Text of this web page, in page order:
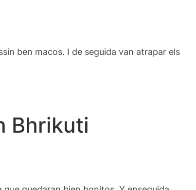
ben macos. I de seguida van atrapar els
Bhrikuti